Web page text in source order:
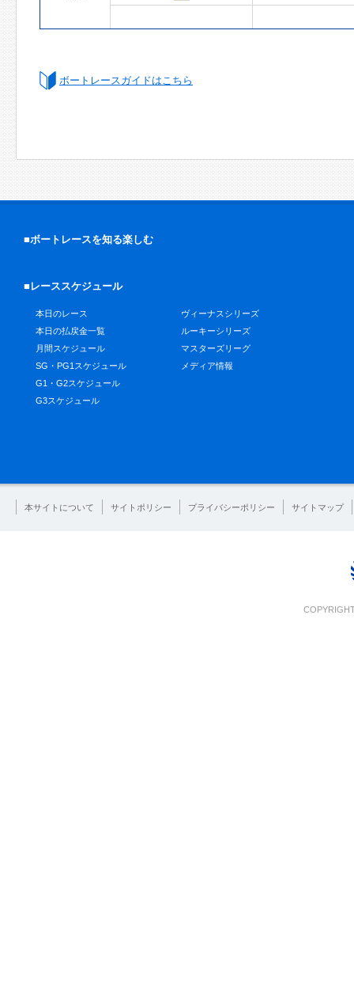
ボートレースガイドはこちら
■ボートレースを知る楽しむ
■レーススケジュール
本日のレース
本日の払戻金一覧
月間スケジュール
SG・PG1スケジュール
G1・G2スケジュール
G3スケジュール
ヴィーナスシリーズ
ルーキーシリーズ
マスターズリーグ
メディア情報
本サイトについて サイトポリシー プライバシーポリシー サイトマップ